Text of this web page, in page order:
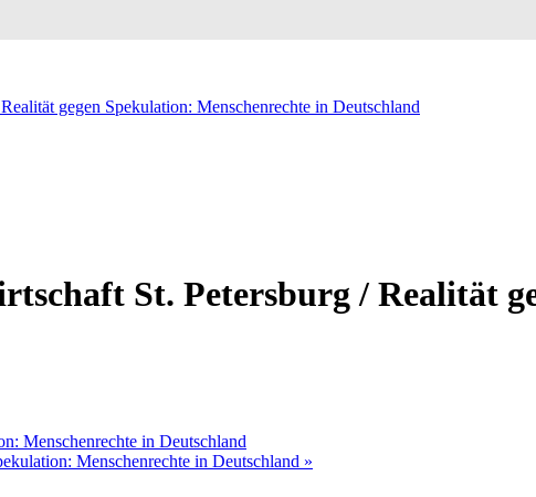
gegen Spekulation: Menschenrechte in Deutschland
St. Petersburg / Realität
Menschenrechte in Deutschland
Menschenrechte in Deutschland »